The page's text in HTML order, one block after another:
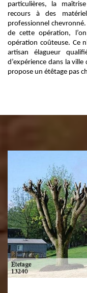
particulières, la
recours à des
professionnel
de cette opération,
opération coûteuse. Ce
artisan élagueur
d’expérience dans la
propose un étêtage pas